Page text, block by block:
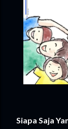
Siapa Saja